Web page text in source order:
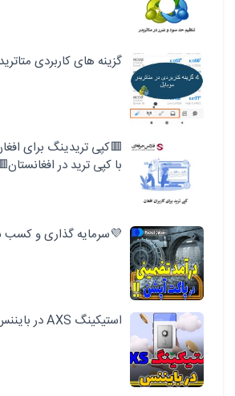
گزینه های کاربردی
🟥کپی تریدینگ برای
با کپی ترید در
💜سرمایه گذاری و کسب
استیکینگ AXS در بایننس